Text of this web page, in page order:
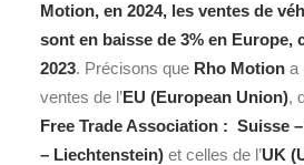
Motion, en 2024, les ventes de
sont en baisse de 3% en Europe,
2023. Précisons que Rho Motion a
ventes de l’EU (European Union),
Free Trade Association : Suisse
– Liechtenstein) et celles de l’UK